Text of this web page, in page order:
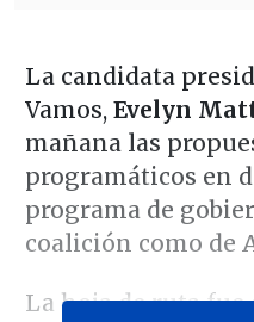
La candidata
Vamos, Evelyn
mañana las
programáticos en
programa de
coalición como de
La hoja de ruta fue